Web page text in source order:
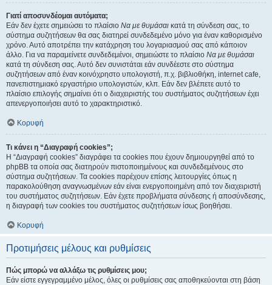
Γιατί αποσυνδέομαι αυτόματα;
Εάν δεν έχετε σημειώσει το πλαίσιο Να με θυμάσαι κατά τη σύνδεση σας, το
σύστημα συζητήσεων θα σας διατηρεί συνδεδεμένο μόνο για έναν καθορισμένο
χρόνο. Αυτό αποτρέπει την κατάχρηση του λογαριασμού σας από κάποιον
άλλο. Για να παραμείνετε συνδεδεμένοι, σημειώστε το πλαίσιο Να με θυμάσαι
κατά τη σύνδεση σας. Αυτό δεν συνιστάται εάν συνδέεστε στο σύστημα
συζητήσεων από έναν κοινόχρηστο υπολογιστή, π.χ. βιβλιοθήκη, internet cafe,
πανεπιστημιακό εργαστήριο υπολογιστών, κλπ. Εάν δεν βλέπετε αυτό το
πλαίσιο επιλογής σημαίνει ότι ο διαχειριστής του συστήματος συζητήσεων έχει
απενεργοποιήσει αυτό το χαρακτηριστικό.
Κορυφή
Τι κάνει η “Διαγραφή cookies”;
Η “Διαγραφή cookies” διαγράφει τα cookies που έχουν δημιουργηθεί από το
phpBB τα οποία σας διατηρούν πιστοποιημένους και συνδεδεμένους στο
σύστημα συζητήσεων. Τα cookies παρέχουν επίσης λειτουργίες όπως η
παρακολούθηση αναγνωσμένων εάν είναι ενεργοποιημένη από τον διαχειριστή
του συστήματος συζητήσεων. Εάν έχετε προβλήματα σύνδεσης ή αποσύνδεσης,
η διαγραφή των cookies του συστήματος συζητήσεων ίσως βοηθήσει.
Κορυφή
Προτιμήσεις μέλους και ρυθμίσεις
Πώς μπορώ να αλλάξω τις ρυθμίσεις μου;
Εάν είστε εγγεγραμμένο μέλος, όλες οι ρυθμίσεις σας αποθηκεύονται στη βάση